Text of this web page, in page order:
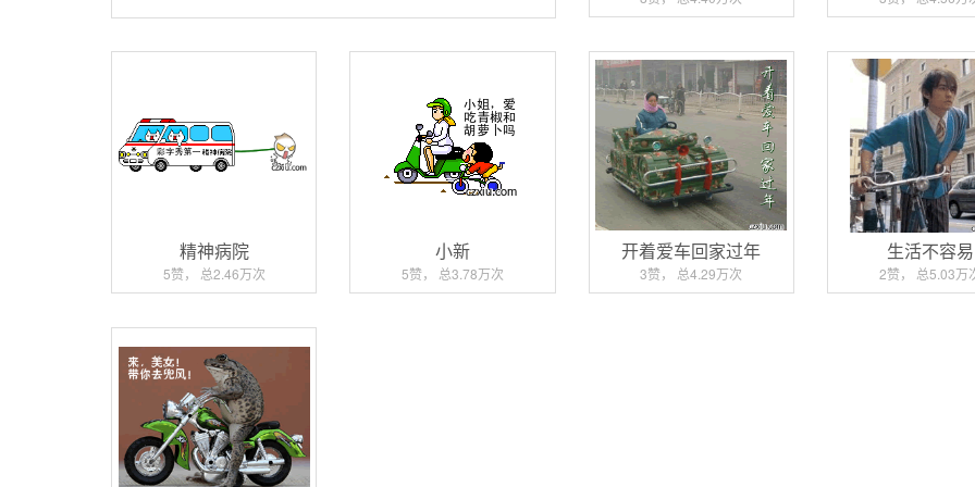
精神病院
5赞， 总2.46万次
小新
5赞， 总3.78万次
开着爱车回家过年
3赞， 总4.29万次
生活不容易
2赞， 总5.03万